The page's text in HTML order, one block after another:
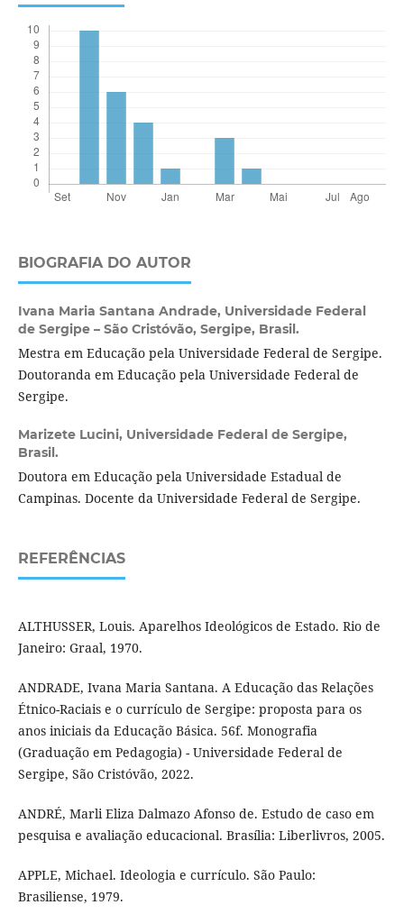
BIOGRAFIA DO AUTOR
Ivana Maria Santana Andrade, Universidade Federal
de Sergipe – São Cristóvão, Sergipe, Brasil.
Mestra em Educação pela Universidade Federal de Sergipe.
Doutoranda em Educação pela Universidade Federal de
Sergipe.
Marizete Lucini, Universidade Federal de Sergipe,
Brasil.
Doutora em Educação pela Universidade Estadual de
Campinas. Docente da Universidade Federal de Sergipe.
REFERÊNCIAS
ALTHUSSER, Louis. Aparelhos Ideológicos de Estado. Rio de
Janeiro: Graal, 1970.
ANDRADE, Ivana Maria Santana. A Educação das Relações
Étnico-Raciais e o currículo de Sergipe: proposta para os
anos iniciais da Educação Básica. 56f. Monografia
(Graduação em Pedagogia) - Universidade Federal de
Sergipe, São Cristóvão, 2022.
ANDRÉ, Marli Eliza Dalmazo Afonso de. Estudo de caso em
pesquisa e avaliação educacional. Brasília: Liberlivros, 2005.
APPLE, Michael. Ideologia e currículo. São Paulo:
Brasiliense, 1979.